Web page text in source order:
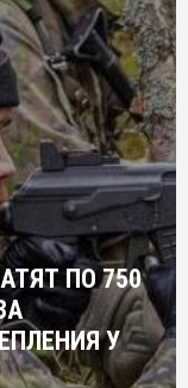
ПО 750
У